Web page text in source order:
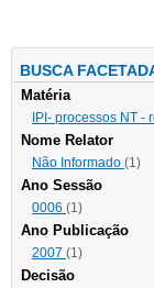
BUSCA
Matéria
IPI- processos NT -
Nome Relator
Não Informado (1)
Ano Sessão
0006 (1)
Ano Publicação
2007 (1)
Decisão